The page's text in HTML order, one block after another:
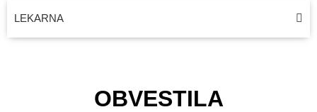
LEKARNA
OBVESTILA